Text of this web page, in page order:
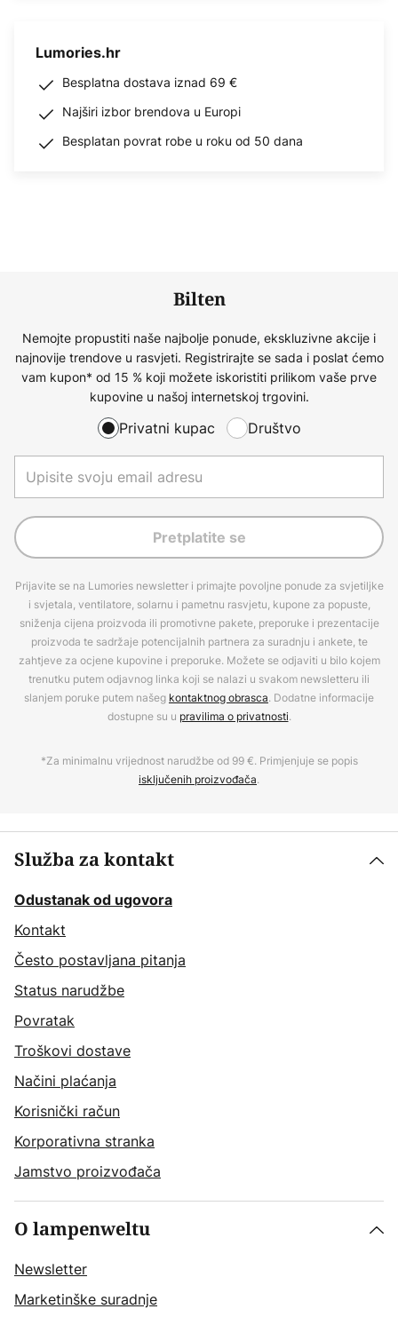
Lumories.hr
Besplatna dostava iznad 69 €
Najširi izbor brendova u Europi
Besplatan povrat robe u roku od 50 dana
Bilten
Nemojte propustiti naše najbolje ponude, ekskluzivne akcije i
najnovije trendove u rasvjeti. Registrirajte se sada i poslat ćemo
vam kupon* od 15 % koji možete iskoristiti prilikom vaše prve
kupovine u našoj internetskoj trgovini.
Privatni kupac Društvo
Pretplatite se
Prijavite se na Lumories newsletter i primajte povoljne ponude za svjetiljke
i svjetala, ventilatore, solarnu i pametnu rasvjetu, kupone za popuste,
sniženja cijena proizvoda ili promotivne pakete, preporuke i prezentacije
proizvoda te sadržaje potencijalnih partnera za suradnju i ankete, te
zahtjeve za ocjene kupovine i preporuke. Možete se odjaviti u bilo kojem
trenutku putem odjavnog linka koji se nalazi u svakom newsletteru ili
slanjem poruke putem našeg kontaktnog obrasca. Dodatne informacije
dostupne su u pravilima o privatnosti.
*Za minimalnu vrijednost narudžbe od 99 €. Primjenjuje se popis
isključenih proizvođača.
Služba za kontakt
Odustanak od ugovora
Kontakt
Često postavljana pitanja
Status narudžbe
Povratak
Troškovi dostave
Načini plaćanja
Korisnički račun
Korporativna stranka
Jamstvo proizvođača
O lampenweltu
Newsletter
Marketinške suradnje